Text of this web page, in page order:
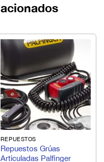
REPUESTOS
Repuestos Grúas
Articuladas Palfinger